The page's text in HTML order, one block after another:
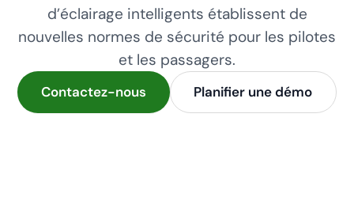
d’éclairage intelligents établissent de
nouvelles normes de sécurité pour les pilotes
et les passagers.
Contactez-nous Planifier une démo